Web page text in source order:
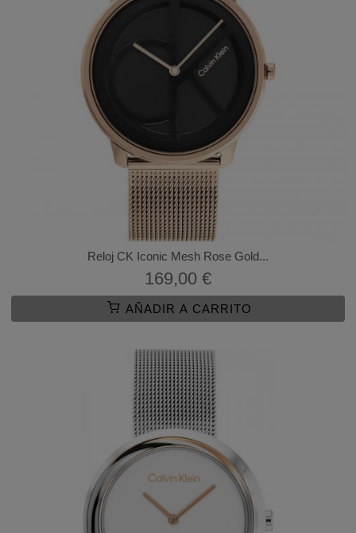
Reloj CK Iconic Mesh Rose Gold...
169,00 €
AÑADIR A CARRITO